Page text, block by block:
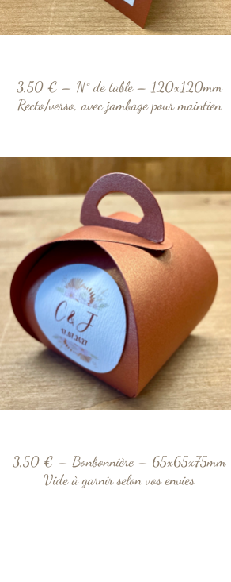
3,50 € – N° de table – 120x120mm
Recto/verso, avec jambage pour maintien
3,50 € – Bonbonnière – 65x65x75mm
Vide à garnir selon vos envies